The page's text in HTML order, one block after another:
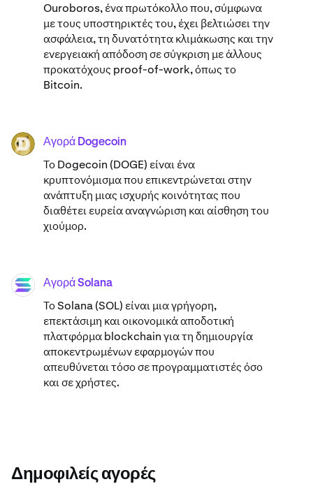
Ouroboros, ένα πρωτόκολλο που, σύμφωνα
με τους υποστηρικτές του, έχει βελτιώσει την
ασφάλεια, τη δυνατότητα κλιμάκωσης και την
ενεργειακή απόδοση σε σύγκριση με άλλους
προκατόχους proof-of-work, όπως το
Bitcoin.
DOGE Αγορά Dogecoin
Το Dogecoin (DOGE) είναι ένα
κρυπτονόμισμα που επικεντρώνεται στην
ανάπτυξη μιας ισχυρής κοινότητας που
διαθέτει ευρεία αναγνώριση και αίσθηση του
χιούμορ.
SOL Αγορά Solana
Το Solana (SOL) είναι μια γρήγορη,
επεκτάσιμη και οικονομικά αποδοτική
πλατφόρμα blockchain για τη δημιουργία
αποκεντρωμένων εφαρμογών που
απευθύνεται τόσο σε προγραμματιστές όσο
και σε χρήστες.
Δημοφιλείς αγορές